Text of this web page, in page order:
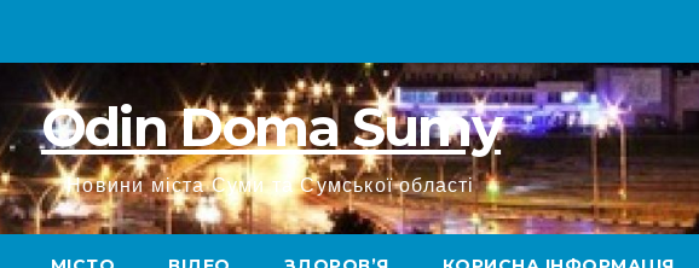
Odin Doma Sumy
Новини міста Суми та Сумської області